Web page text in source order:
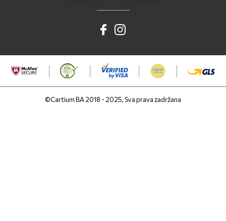
©Cartium BA 2018 - 2025, Sva prava zadržana